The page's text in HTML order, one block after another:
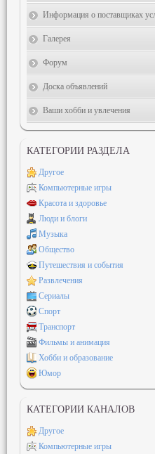
Информация о поставщиках
Галерея
Форум
Доска объявлений
Ваши хобби и увлечения
КАТЕГОРИИ РАЗДЕЛА
Другое
Компьютерные игры
Красота и здоровье
Люди и блоги
Музыка
Общество
Путешествия и события
Развлечения
Сериалы
Спорт
Транспорт
Фильмы и анимация
Хобби и образование
Юмор
КАТЕГОРИИ КАНАЛОВ
Другое
Компьютерные игры